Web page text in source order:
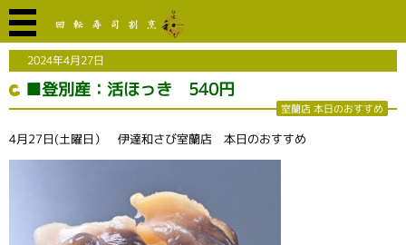
2024年4月27日
■登別産：活ほっき 540円
室蘭店 本日のおすすめ
4月27日(土曜日） 伊達和さび室蘭店 本日のおすすめ